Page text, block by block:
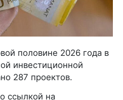
половине 2026 года в
инвестиционной
287 проектов.
ссылкой на